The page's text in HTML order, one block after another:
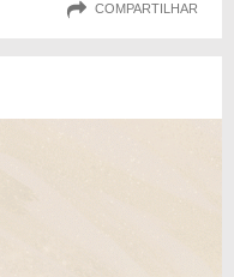
COMPARTILHAR